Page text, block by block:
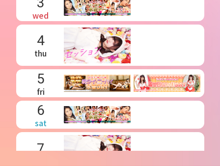
wed
4
thu
5
fri
6
sat
7